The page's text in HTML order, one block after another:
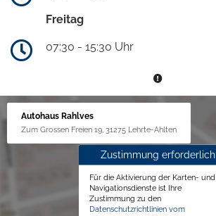
Freitag
07:30 - 15:30 Uhr
Autohaus Rahlves
Zum Grossen Freien 19, 31275 Lehrte-Ahlten
Zustimmung erforderlich
Für die Aktivierung der Karten- und
Navigationsdienste ist Ihre
Zustimmung zu den
Datenschutzrichtlinien vom